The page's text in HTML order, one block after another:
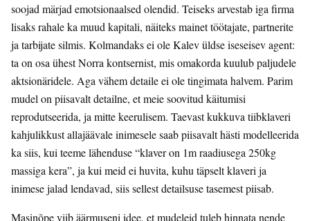
soojad märjad emotsionaalsed olendid. Teiseks arvestab iga firma
lisaks rahale ka muud kapitali, näiteks mainet töötajate, partnerite
ja tarbijate silmis. Kolmandaks ei ole Kalev üldse iseseisev agent:
ta on osa ühest Norra kontsernist, mis omakorda kuulub paljudele
aktsionäridele. Aga vähem detaile ei ole tingimata halvem. Parim
mudel on piisavalt detailne, et meie soovitud käitumisi
reprodutseerida, ja mitte keerulisem. Taevast kukkuva tiibklaveri
kahjulikkust allajäävale inimesele saab piisavalt hästi modelleerida
ka siis, kui teeme lähenduse “klaver on 1m raadiusega 250kg
massiga kera”, ja kui meid ei huvita, kuhu täpselt klaveri ja
inimese jalad lendavad, siis sellest detailsuse tasemest piisab.
Masinõpe viib äärmuseni idee, et mudeleid tuleb hinnata nende